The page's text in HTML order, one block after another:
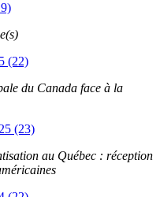
(22)
du Canada face à la
(23)
au Québec : réception